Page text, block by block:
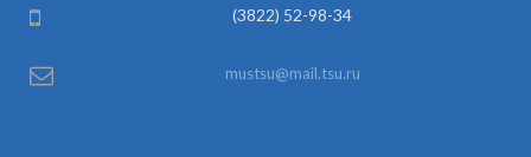
(3822) 52-98-34
mustsu@mail.tsu.ru